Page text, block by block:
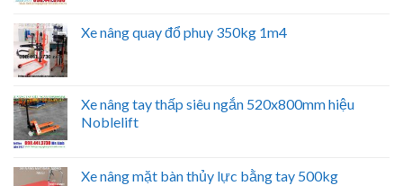
Xe nâng quay đổ phuy 350kg 1m4
Xe nâng tay thấp siêu ngắn 520x800mm hiệu
Noblelift
Xe nâng mặt bàn thủy lực bằng tay 500kg